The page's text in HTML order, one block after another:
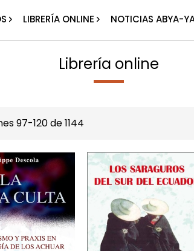
LIBRERÍA ONLINE NOTICIAS ABYA-
Librería online
97-120de1144